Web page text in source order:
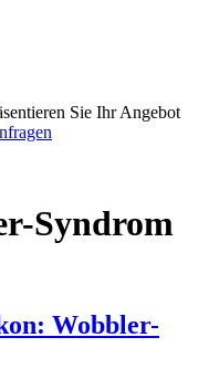
Sie Ihr Angebot
Syndrom
Wobbler-